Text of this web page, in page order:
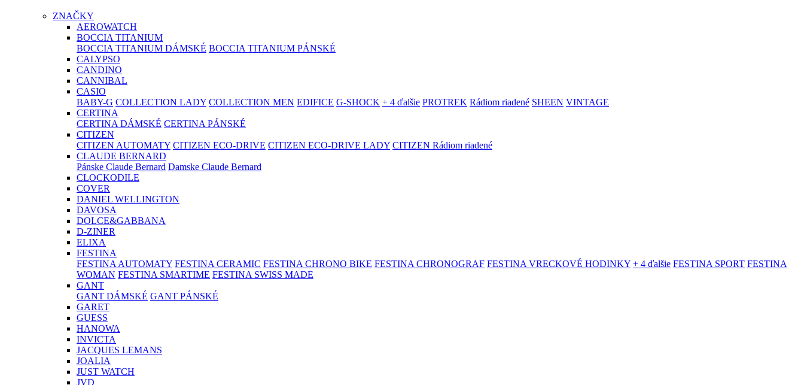
ZNAČKY
AEROWATCH
BOCCIA TITANIUM
BOCCIA TITANIUM DÁMSKÉ BOCCIA TITANIUM PÁNSKÉ
CALYPSO
CANDINO
CANNIBAL
CASIO
BABY-G COLLECTION LADY COLLECTION MEN EDIFICE G-SHOCK + 4 ďalšie PROTREK Rádiom riadené SHEEN VINTAGE
CERTINA
CERTINA DÁMSKÉ CERTINA PÁNSKÉ
CITIZEN
CITIZEN AUTOMATY CITIZEN ECO-DRIVE CITIZEN ECO-DRIVE LADY CITIZEN Rádiom riadené
CLAUDE BERNARD
Pánske Claude Bernard Damske Claude Bernard
CLOCKODILE
COVER
DANIEL WELLINGTON
DAVOSA
DOLCE&GABBANA
D-ZINER
ELIXA
FESTINA
FESTINA AUTOMATY FESTINA CERAMIC FESTINA CHRONO BIKE FESTINA CHRONOGRAF FESTINA VRECKOVÉ HODINKY + 4 ďalšie FESTINA SPORT FESTINA
WOMAN FESTINA SMARTIME FESTINA SWISS MADE
GANT
GANT DÁMSKÉ GANT PÁNSKÉ
GARET
GUESS
HANOWA
INVICTA
JACQUES LEMANS
JOALIA
JUST WATCH
JVD